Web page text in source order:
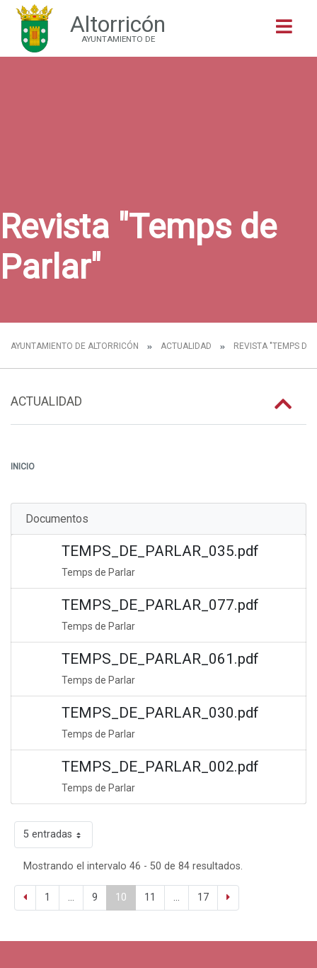
Altorricón
AYUNTAMIENTO DE
Revista "Temps de
Parlar"
AYUNTAMIENTO DE ALTORRICÓN ACTUALIDAD REVISTA "TEMPS DE
ACTUALIDAD
INICIO
Documentos
TEMPS_DE_PARLAR_035.pdf
Temps de Parlar
TEMPS_DE_PARLAR_077.pdf
Temps de Parlar
TEMPS_DE_PARLAR_061.pdf
Temps de Parlar
TEMPS_DE_PARLAR_030.pdf
Temps de Parlar
TEMPS_DE_PARLAR_002.pdf
Temps de Parlar
5 entradas
Mostrando el intervalo 46 - 50 de 84 resultados.
1 ... 9 10 11 ... 17